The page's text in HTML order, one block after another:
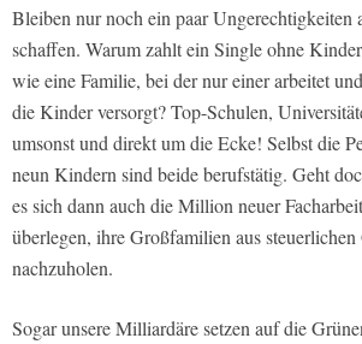
Bleiben nur noch ein paar Ungerechtigkeiten
schaffen. Warum zahlt ein Single ohne
wie eine Familie, bei der nur einer arbeitet
die Kinder versorgt? Top-Schulen,
umsonst und direkt um die Ecke! Selbst die
neun Kindern sind beide berufstätig. Geht
es sich dann auch die Million neuer
überlegen, ihre Großfamilien aus
nachzuholen.
Sogar unsere Milliardäre setzen auf die